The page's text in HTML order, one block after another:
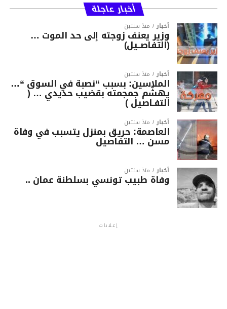
أخبار عاجلة
أخبار منذ سنتين
وزير يعنف زوجته إلى حد الموت …
(التفاصــيل)
أخبار منذ سنتين
الملاسين: بسبب “نصبة في السوق “…
يهشّم جمجمته بقضيب حديدي … (
التفـاصيل )
أخبار منذ سنتين
العاصمة: حريق بمنزل يتسبب في وفاة
مسن … التفاصيل
أخبار منذ سنتين
وفاة طبيب تونسي بسلطنة عمان ..
إعلانات